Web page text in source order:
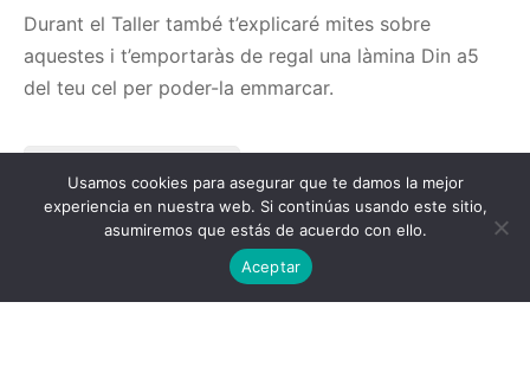
Durant el Taller també t’explicaré mites sobre
aquestes i t’emportaràs de regal una làmina Din a5
del teu cel per poder-la emmarcar.
Reserva la teva plaça
Usamos cookies para asegurar que te damos la mejor
experiencia en nuestra web. Si continúas usando este sitio,
asumiremos que estás de acuerdo con ello.
Aceptar